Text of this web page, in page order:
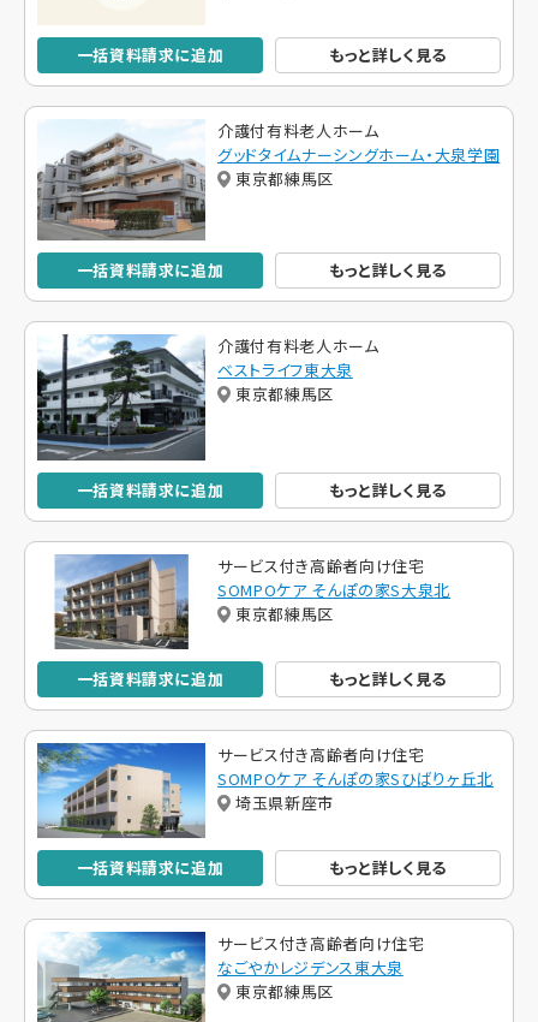
一括資料請求に追加 もっと詳しく見る
介護付有料老人ホーム
グッドタイムナーシングホーム・大泉学園
東京都練馬区
一括資料請求に追加 もっと詳しく見る
介護付有料老人ホーム
ベストライフ東大泉
東京都練馬区
一括資料請求に追加 もっと詳しく見る
サービス付き高齢者向け住宅
SOMPOケア そんぽの家S大泉北
東京都練馬区
一括資料請求に追加 もっと詳しく見る
サービス付き高齢者向け住宅
SOMPOケア そんぽの家Sひばりヶ丘北
埼玉県新座市
一括資料請求に追加 もっと詳しく見る
サービス付き高齢者向け住宅
なごやかレジデンス東大泉
東京都練馬区